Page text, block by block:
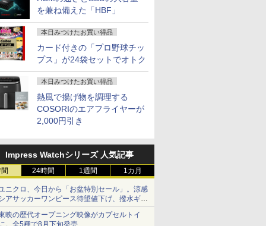
を兼ね備えた「HBF」
本日みつけたお買い得品
カード付きの「プロ野球チッ
プス」が24袋セットでオトク
本日みつけたお買い得品
熱風で揚げ物を調理する
COSORIのエアフライヤーが
2,000円引き
Impress Watchシリーズ 人気記事
24時間 1週間 1カ月
ニクロ、今日から「お盆特別セール」。涼感
アサッカーワンピース待望値下げ、撥水ギア
ョーツは1990円に
映の歴代オープニング映像がカプセルトイ
。全5種で8月下旬発売